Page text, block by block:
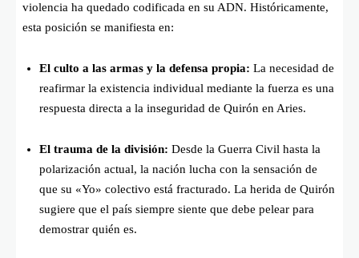
violencia ha quedado codificada en su ADN. Históricamente,
esta posición se manifiesta en:
El culto a las armas y la defensa propia: La necesidad de
reafirmar la existencia individual mediante la fuerza es una
respuesta directa a la inseguridad de Quirón en Aries.
El trauma de la división: Desde la Guerra Civil hasta la
polarización actual, la nación lucha con la sensación de
que su «Yo» colectivo está fracturado. La herida de Quirón
sugiere que el país siempre siente que debe pelear para
demostrar quién es.